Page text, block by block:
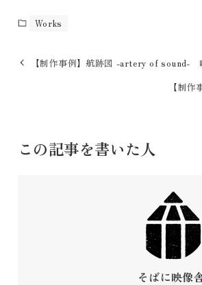
Works
【制作事例】航跡図 -artery of sound-
【制
この記事を書いた人
そばに映像